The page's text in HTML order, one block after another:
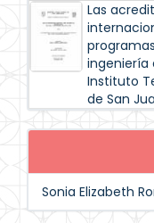
Las
ingeniería
Instituto
de San
Sonia Elizabeth